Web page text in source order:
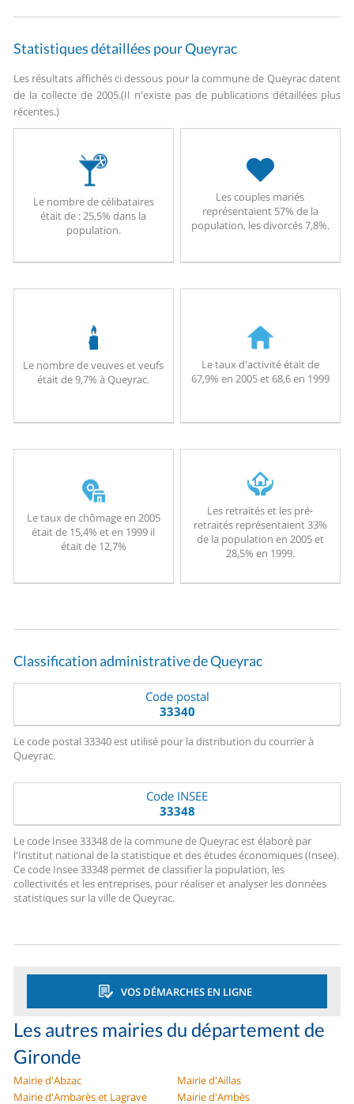
Statistiques détaillées pour Queyrac
Les résultats affichés ci dessous pour la commune de Queyrac datent
de la collecte de 2005.(Il n'existe pas de publications détaillées plus
récentes.)
Le nombre de célibataires
était de : 25,5% dans la
population.
Les couples mariés
représentaient 57% de la
population, les divorcés 7,8%.
Le nombre de veuves et veufs
était de 9,7% à Queyrac.
Le taux d'activité était de
67,9% en 2005 et 68,6 en 1999
Le taux de chômage en 2005
était de 15,4% et en 1999 il
était de 12,7%
Les retraités et les pré-
retraités représentaient 33%
de la population en 2005 et
28,5% en 1999.
Classification administrative de Queyrac
Code postal
33340
Le code postal 33340 est utilisé pour la distribution du courrier à
Queyrac.
Code INSEE
33348
Le code Insee 33348 de la commune de Queyrac est élaboré par
l'Institut national de la statistique et des études économiques (Insee).
Ce code Insee 33348 permet de classifier la population, les
collectivités et les entreprises, pour réaliser et analyser les données
statistiques sur la ville de Queyrac.
VOS DÉMARCHES EN LIGNE
Les autres mairies du département de
Gironde
Mairie d'Abzac
Mairie d'Aillas
Mairie d'Ambarès et Lagrave
Mairie d'Ambès